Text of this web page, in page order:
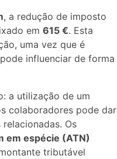
, a redução de imposto
em 615 €. Esta
uma vez que é
influenciar de forma
a utilização de um
colaboradores pode dar
relacionadas. Os
em espécie (ATN)
tributável